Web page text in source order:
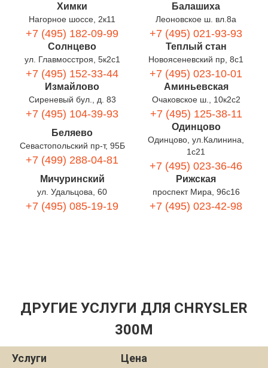
Химки
Нагорное шоссе, 2к11
+7 (495) 182-09-99
Балашиха
Леоновское ш. вл.8а
+7 (495) 021-93-93
Солнцево
ул. Главмосстроя, 5к2с1
+7 (495) 152-33-44
Теплый стан
Новоясеневский пр, 8с1
+7 (495) 023-10-01
Измайлово
Сиреневый бул., д. 83
+7 (495) 104-39-93
Аминьевская
Очаковское ш., 10к2с2
+7 (495) 125-38-11
Беляево
Севастопольский пр-т, 95Б
+7 (499) 288-04-81
Одинцово
Одинцово, ул.Калинина,
1с21
+7 (495) 023-36-46
Мичуринский
ул. Удальцова, 60
+7 (495) 085-19-19
Рижская
проспект Мира, 96с16
+7 (495) 023-42-98
ДРУГИЕ УСЛУГИ ДЛЯ CHRYSLER
300M
Услуги Цена